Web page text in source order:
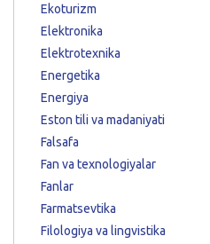
Ekoturizm
Elektronika
Elektrotexnika
Energetika
Energiya
Eston tili va madaniyati
Falsafa
Fan va texnologiyalar
Fanlar
Farmatsevtika
Filologiya va lingvistika